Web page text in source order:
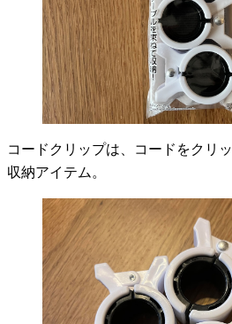
コードクリップは、コードをクリ
収納アイテム。